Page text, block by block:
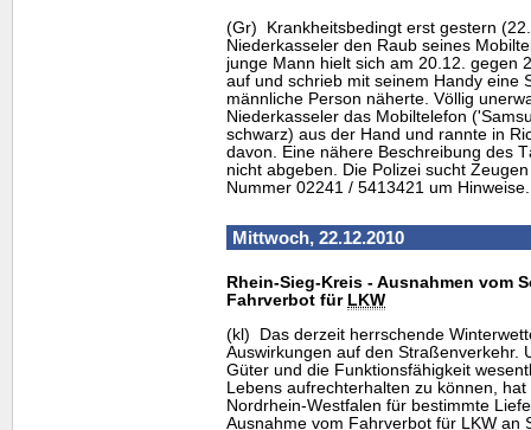
(Gr) Krankheitsbedingt erst gestern
Niederkasseler den Raub seines
junge Mann hielt sich am 20.12. gegen
auf und schrieb mit seinem Handy eine
männliche Person näherte. Völlig
Niederkasseler das Mobiltelefon
schwarz) aus der Hand und rannte in
davon. Eine nähere Beschreibung des
nicht abgeben. Die Polizei sucht
Nummer 02241 / 5413421 um Hinweise.
Mittwoch, 22.12.2010
Rhein-Sieg-Kreis - Ausnahmen vom
Fahrverbot für LKW
(kl) Das derzeit herrschende
Auswirkungen auf den Straßenverkehr.
Güter und die Funktionsfähigkeit
Lebens aufrechterhalten zu können,
Nordrhein-Westfalen für bestimmte
Ausnahme vom Fahrverbot für LKW an